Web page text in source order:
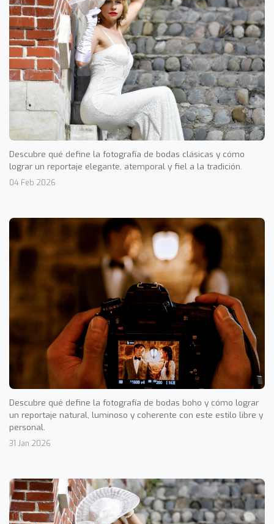
Descubre qué define la fotografía de bodas clásicas y cómo
lograr un reportaje elegante, atemporal y fiel a la tradición.
04 Feb 2026
Descubre qué define la fotografía de bodas boho y cómo lograr
un reportaje natural, luminoso y coherente con este estilo libre y
personal.
31 Jan 2026